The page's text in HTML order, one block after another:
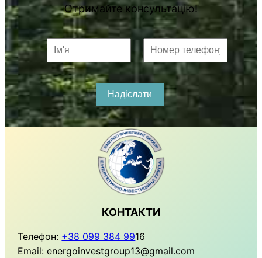
Отримайте консультацію!
КОНТАКТИ
Телефон: +38 099 384 9916
Email: energoinvestgroup13@gmail.com